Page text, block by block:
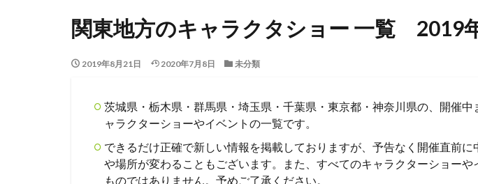
関東地方のキャラクタショー 一覧 2019
2019年8月21日 2020年7月8日 未分類
茨城県・栃木県・群馬県・埼玉県・千葉県・東京都・神奈川県の、開催中
ャラクターショーやイベントの一覧です。
できるだけ正確で新しい情報を掲載しておりますが、予告なく開催直前に
や場所が変わることもございます。また、すべてのキャラクターショーや
ものではありません。予めご了承ください。